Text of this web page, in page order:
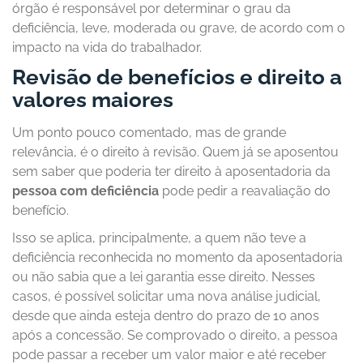
órgão é responsável por determinar o grau da
deficiência, leve, moderada ou grave, de acordo com o
impacto na vida do trabalhador.
Revisão de benefícios e direito a
valores maiores
Um ponto pouco comentado, mas de grande
relevância, é o direito à revisão. Quem já se aposentou
sem saber que poderia ter direito à aposentadoria da
pessoa com deficiência pode pedir a reavaliação do
benefício.
Isso se aplica, principalmente, a quem não teve a
deficiência reconhecida no momento da aposentadoria
ou não sabia que a lei garantia esse direito. Nesses
casos, é possível solicitar uma nova análise judicial,
desde que ainda esteja dentro do prazo de 10 anos
após a concessão. Se comprovado o direito, a pessoa
pode passar a receber um valor maior e até receber